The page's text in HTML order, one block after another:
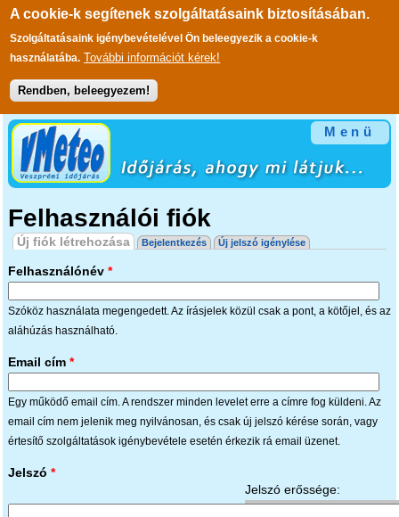
A cookie-k segítenek szolgáltatásaink biztosításában.
Szolgáltatásaink igénybevételével Ön beleegyezik a cookie-k
használatába. További információt kérek!
Rendben, beleegyezem!
Ugrás a tartalomra
Menü
Felhasználói fiók
Elsődleges fülek
Új fiók létrehozása(aktív fül)
Bejelentkezés Új jelszó igénylése
Felhasználónév *
Szóköz használata megengedett. Az írásjelek közül csak a pont, a kötőjel, és az
aláhúzás használható.
Email cím *
Egy működő email cím. A rendszer minden levelet erre a címre fog küldeni. Az
email cím nem jelenik meg nyilvánosan, és csak új jelszó kérése során, vagy
értesítő szolgáltatások igénybevétele esetén érkezik rá email üzenet.
Jelszó erőssége:
Jelszó *